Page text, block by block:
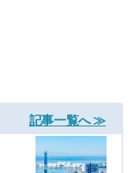
記事一覧へ ≫